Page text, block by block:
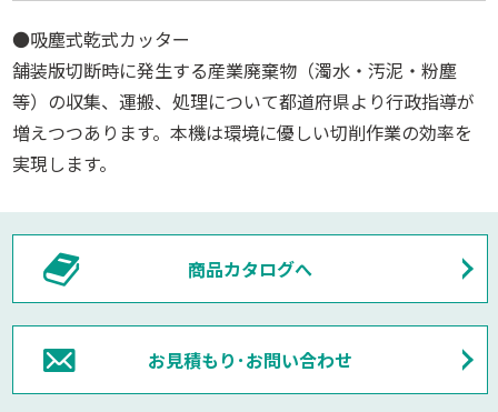
●吸塵式乾式カッター
舗装版切断時に発生する産業廃棄物（濁水・汚泥・粉塵
等）の収集、運搬、処理について都道府県より行政指導が
増えつつあります。本機は環境に優しい切削作業の効率を
実現します。
商品カタログへ
お見積もり･お問い合わせ